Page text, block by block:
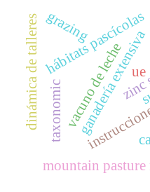
ganadería extensiva
hábitats pascícolas
dinámica de talleres
mountain pasture
vacuno de leche
grazing
taxonomic
ue